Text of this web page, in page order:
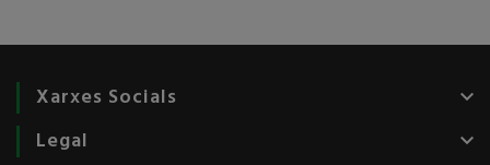
Xarxes Socials keyboard_arrow_down
Legal keyboard_arrow_down